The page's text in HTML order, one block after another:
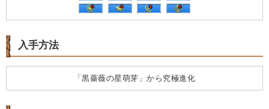
入手方法
「黒薔薇の星萌芽」から究極進化